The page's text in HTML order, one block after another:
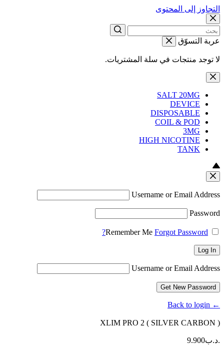
التجاوز إلى المحتوى
عربة التسوّق
لا توجد منتجات في سلة المشتريات.
SALT 20MG
DEVICE
DISPOSABLE
COIL & POD
3MG
HIGH NICOTINE
TANK
Username or Email Address
Password
Remember Me Forgot Password?
Log In
Username or Email Address
Get New Password
← Back to login
XLIM PRO 2 ( SILVER CARBON )
.د.ب9.900